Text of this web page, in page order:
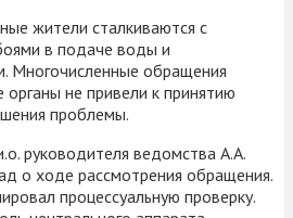
жители сталкиваются с
в подаче воды и
Многочисленные обращения
не привели к принятию
проблемы.
руководителя ведомства А.А.
о ходе рассмотрения обращения.
процессуальную проверку.